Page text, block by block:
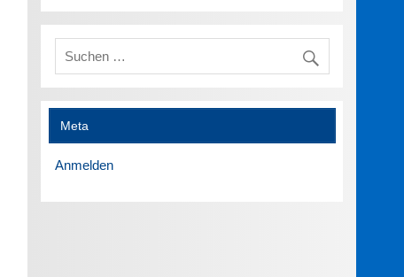
Meta
Anmelden